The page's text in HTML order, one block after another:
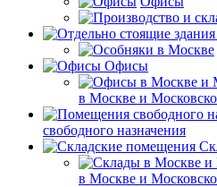
Офисы
в Москве и
свободного назначения
в Москве и